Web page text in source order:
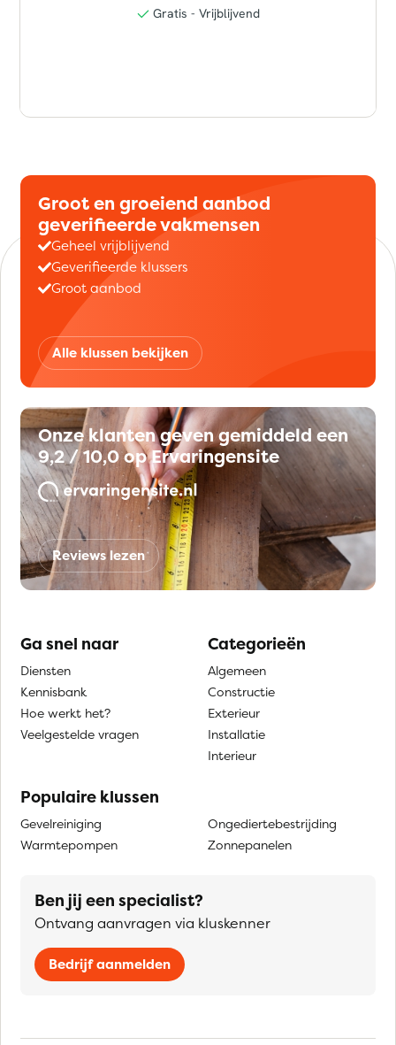
Groot en groeiend aanbod
geverifieerde vakmensen
Geheel vrijblijvend
Geverifieerde klussers
Groot aanbod
Alle klussen bekijken
Onze klanten geven gemiddeld een
9,2 / 10,0 op Ervaringensite
Reviews lezen
Ga snel naar
Diensten
Kennisbank
Hoe werkt het?
Veelgestelde vragen
Categorieën
Algemeen
Constructie
Exterieur
Installatie
Interieur
Populaire klussen
Gevelreiniging
Warmtepompen
Ongediertebestrijding
Zonnepanelen
Ben jij een specialist?
Ontvang aanvragen via kluskenner
Bedrijf aanmelden